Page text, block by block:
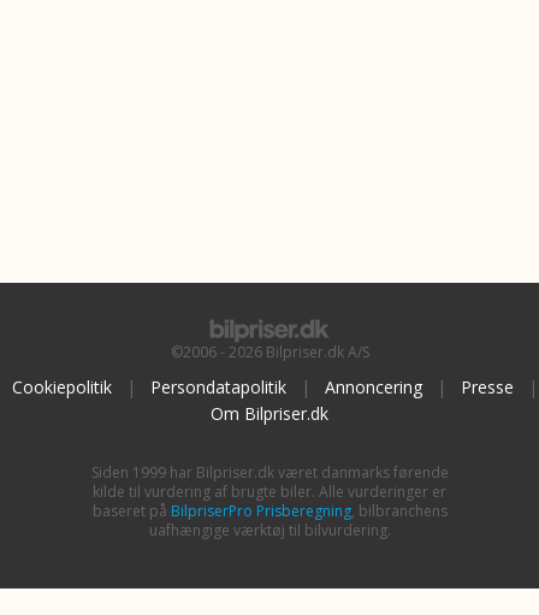
©2006 - 2026 Bilpriser.dk A/S
Cookiepolitik | Persondatapolitik | Annoncering | Presse
|
Om Bilpriser.dk
Siden 1999 har Bilpriser.dk været danmarks førende
kilde til vurdering af brugte biler. Alle vurderinger er
baseret på BilpriserPro Prisberegning, bilbranchens
uafhængige værktøj til bilvurdering.